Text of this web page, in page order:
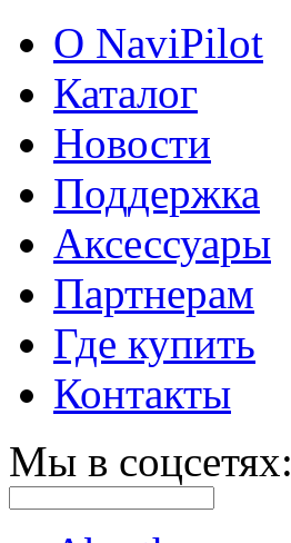
О NaviPilot
Каталог
Новости
Поддержка
Аксессуары
Партнерам
Где купить
Контакты
Мы в соцсетях: